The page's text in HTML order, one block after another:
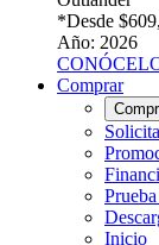
*Desde
Año: 2026
Comprar
Inicio